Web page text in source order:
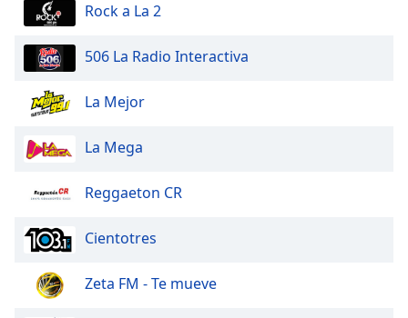
Rock a La 2
506 La Radio Interactiva
La Mejor
La Mega
Reggaeton CR
Cientotres
Zeta FM - Te mueve